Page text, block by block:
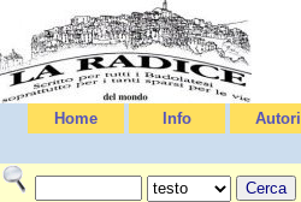
Home Info Autori